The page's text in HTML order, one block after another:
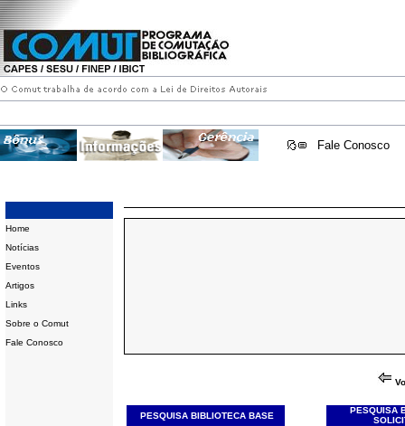
Fale Conosco
Home
Notícias
Eventos
Artigos
Links
Sobre o Comut
Fale Conosco
PESQUISA BIBLIOTECA BASE
PESQUISA